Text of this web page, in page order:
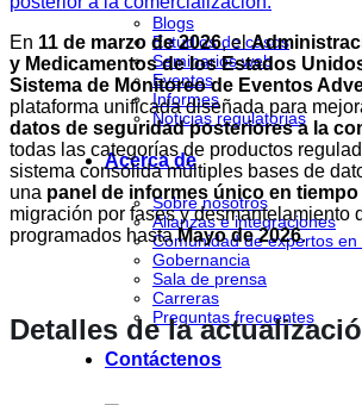
Blogs
Estudios de casos
Seminarios web
Eventos
Informes
Noticias regulatorias
Acerca de
Sobre nosotros
Alianzas e integraciones
Comunidad de expertos en
Gobernancia
Sala de prensa
Carreras
Preguntas frecuentes
Contáctenos
En 11 de marzo de 2026, el
y Medicamentos de los Estados
Sistema de Monitoreo de Eventos
plataforma unificada diseñada para
datos de seguridad posteriores a la
todas las categorías de productos
sistema consolida múltiples bases de
una panel de informes único en tiempo
migración por fases y desmantelamiento
programados hastaMayo de 2026.
Detalles de la